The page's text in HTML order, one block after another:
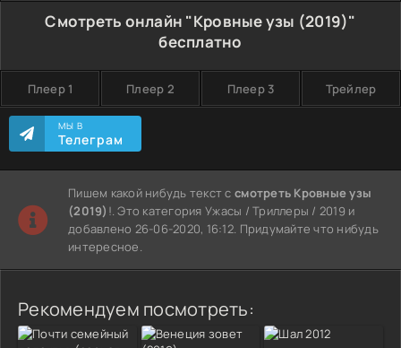
Смотреть онлайн "Кровные узы (2019)"
бесплатно
Плеер 1 Плеер 2 Плеер 3 Трейлер
МЫ В
Телеграм
Пишем какой нибудь текст ссмотреть Кровные узы
(2019) !. Это категория Ужасы / Триллеры / 2019 и
добавлено 26-06-2020, 16:12. Придумайте что нибудь
интересное.
Рекомендуем посмотреть: